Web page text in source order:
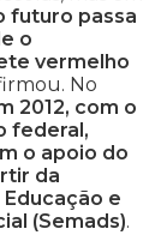
futuro passa
o
vermelho
No
2012, com o
federal,
o apoio do
da
e
(Semads).